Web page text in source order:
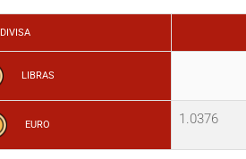
DIVISA
LIBRAS
EURO 1.0376